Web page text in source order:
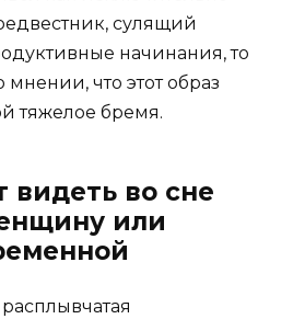
сулящий
начинания, то
мнении, что этот образ
тяжелое бремя.
видеть во сне
или